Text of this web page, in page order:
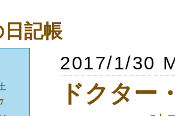
記帳
2017/1/30
ドクター
7